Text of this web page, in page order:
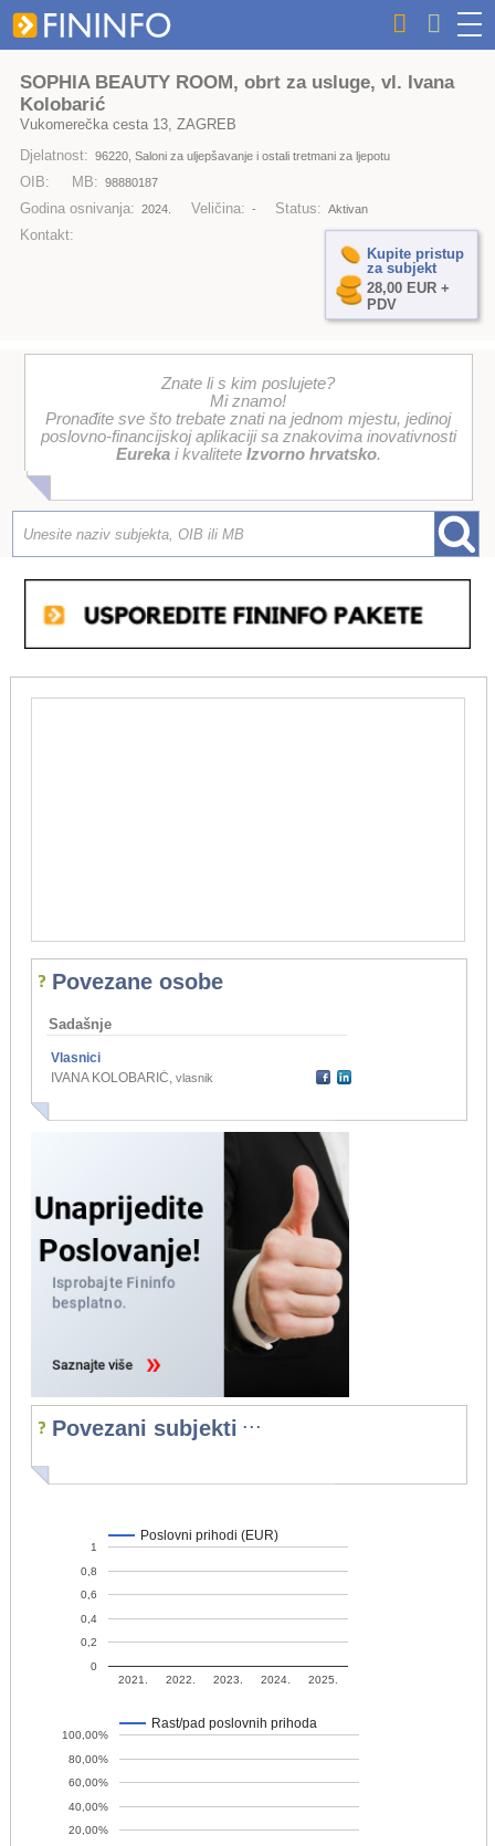
SOPHIA BEAUTY ROOM, obrt za usluge, vl. Ivana
Kolobarić
Vukomerečka cesta 13, ZAGREB
Djelatnost: 96220, Saloni za uljepšavanje i ostali tretmani za ljepotu
OIB: MB: 98880187
Godina osnivanja: 2024. Veličina: - Status: Aktivan
Kontakt:
Kupite pristup
za subjekt
28,00 EUR +
PDV
Znate li s kim poslujete?
Mi znamo!
Pronađite sve što trebate znati na jednom mjestu, jedinoj
poslovno-financijskoj aplikaciji sa znakovima inovativnosti
Eurekai kvalitete Izvorno hrvatsko.
Povezane osobe
Sadašnje
Vlasnici
IVANA KOLOBARIĆ, vlasnik
Povezani subjekti ...
Poslovni prihodi (EUR)
2021. 2022. 2023. 2024. 2025.
0
0,2
0,4
0,6
0,8
1
Rast/pad poslovnih prihoda
20,00%
40,00%
60,00%
80,00%
100,00%